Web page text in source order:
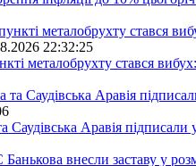
22:32:25
металобрухту стався
Саудівська Аравія